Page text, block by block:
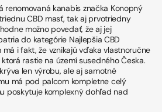
renomovaná kanabis značka Konopný
CBD masť, tak aj prvotriedny
možno povedať, že aj jej
do kategórie Najlepšia CBD
má i fakt, že vznikajú vďaka vlastnoručne
rastie na území susedného Česka.
len výrobu, ale aj samotné
má pod palcom kompletne celý
poskytuje komplexný dohľad nad